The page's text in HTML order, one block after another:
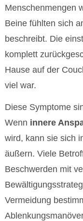
Menschenmengen
Beine fühlten sich
beschreibt. Die
komplett
Hause auf der
viel war.
Diese Symptome
Wenn innere
wird, kann sie sich
äußern. Viele
Beschwerden mit
Vermeidung